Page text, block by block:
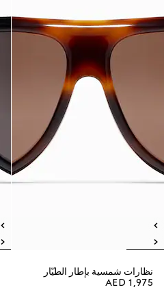
نظارات شمسية بإطار الطيّار
AED 1,975